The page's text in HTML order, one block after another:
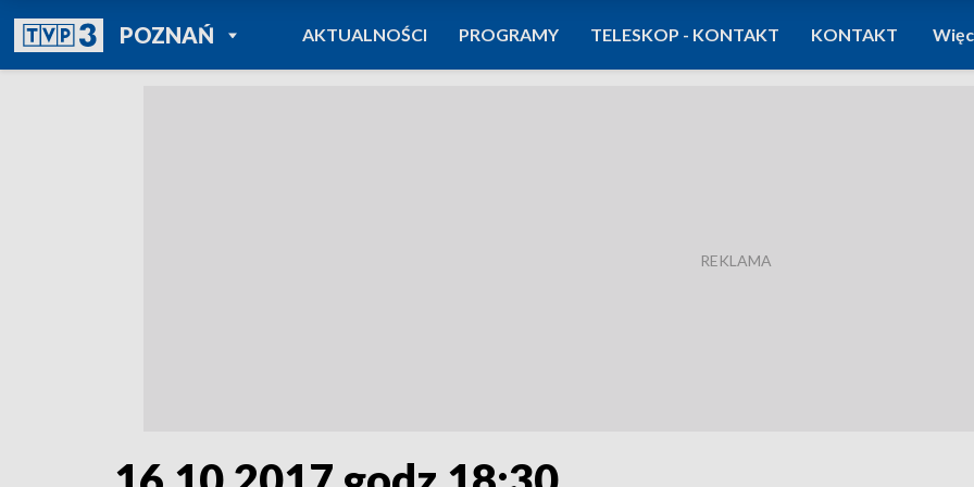
POZNAŃPOWRÓT DO
TVP REGIONY
AKTUALNOŚCI PROGRAMY TELESKOP - KONTAKT KONTAKT